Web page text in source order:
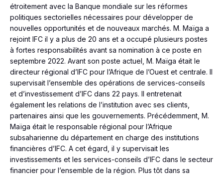
étroitement avec la Banque mondiale sur les réformes
politiques sectorielles nécessaires pour développer de
nouvelles opportunités et de nouveaux marchés. M. Maïga a
rejoint IFC il y a plus de 20 ans et a occupé plusieurs postes
à fortes responsabilités avant sa nomination à ce poste en
septembre 2022. Avant son poste actuel, M. Maïga était le
directeur régional d’IFC pour l’Afrique de l’Ouest et centrale. Il
supervisait l’ensemble des opérations de services-conseils
et d’investissement d’IFC dans 22 pays. Il entretenait
également les relations de l’institution avec ses clients,
partenaires ainsi que les gouvernements. Précédemment, M.
Maïga était le responsable régional pour l’Afrique
subsaharienne du département en charge des institutions
financières d’IFC. A cet égard, il y supervisait les
investissements et les services-conseils d’IFC dans le secteur
financier pour l’ensemble de la région. Plus tôt dans sa